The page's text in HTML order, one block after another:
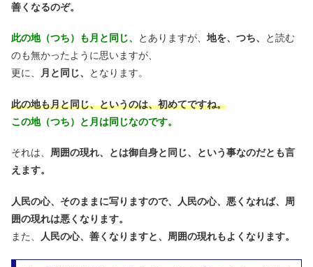
善くなるのぞ。
此の地（つち）も月と同じ、 とありますが、 地を、つち、
と読む
のも無かったように思いますが、
更に、
月と同じ、 となります。
此の地も月と同じ、というのは、初めてですね。
この地（つち）と月は同じなのです。
それは、 周囲の現れ、とは御自身と同じ、という事なのだとも言
えます。
人民の心、そのままに写りますので、人民の心、悪くなれば、周
囲の現れは悪くなります。
また、
人民の心、善くなりますと、周囲の現れもよくなります。